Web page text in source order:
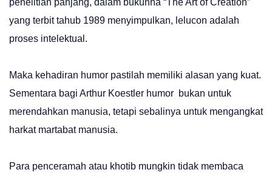
penelitian panjang, dalam bukunha “The Art of Creation”
yang terbit tahub 1989 menyimpulkan, lelucon adalah
proses intelektual.
Maka kehadiran humor pastilah memiliki alasan yang kuat.
Sementara bagi Arthur Koestler humor bukan untuk
merendahkan manusia, tetapi sebalinya untuk mengangkat
harkat martabat manusia.
Para penceramah atau khotib mungkin tidak membaca